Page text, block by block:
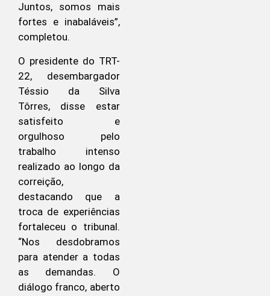
Juntos, somos mais
fortes e inabaláveis”,
completou.
O presidente do TRT-
22, desembargador
Téssio da Silva
Tôrres, disse estar
satisfeito e
orgulhoso pelo
trabalho intenso
realizado ao longo da
correição,
destacando que a
troca de experiências
fortaleceu o tribunal.
“Nos desdobramos
para atender a todas
as demandas. O
diálogo franco, aberto